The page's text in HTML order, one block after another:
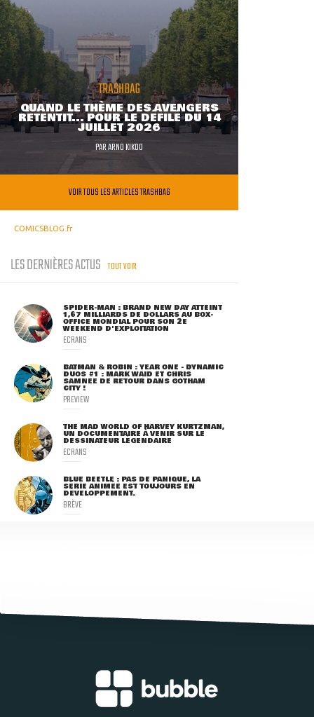
TRASHBAG
QUAND LE THÈME DES AVENGERS
RETENTIT... POUR LE DÉFILÉ DU 14
JUILLET 2026
PARARNO KIKOO
VOIR TOUS LES ARTICLES TRASHBAG
COMICSBLOG.fr
LES DERNIÈRES ACTUS TOUT VOIR
SPIDER-MAN : BRAND NEW DAY ATTEINT
1,67 MILLIARDS DE DOLLARS AU BOX-
OFFICE MONDIAL POUR SON 2E
WEEKEND D'EXPLOITATION
ECRANS
BATMAN & ROBIN : YEAR ONE - DYNAMIC
DUOS #1 : MARK WAID ET CHRIS
SAMNEE DE RETOUR DANS GOTHAM
CITY !
PREVIEW
THE MAD WORLD OF HARVEY KURTZMAN,
UN DOCUMENTAIRE À VENIR SUR LE
DESSINATEUR LÉGENDAIRE
ECRANS
BLUE BEETLE : PAS DE PANIQUE, LA
SÉRIE ANIMÉE EST TOUJOURS EN
DÉVELOPPEMENT.
BRÈVE